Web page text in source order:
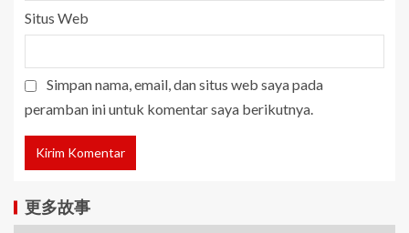
Situs Web
Simpan nama, email, dan situs web saya pada
peramban ini untuk komentar saya berikutnya.
更多故事